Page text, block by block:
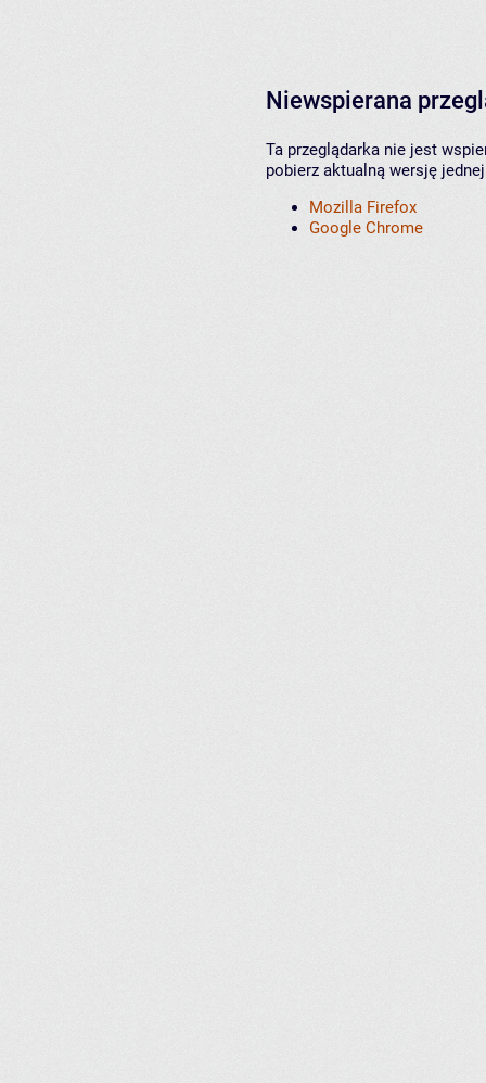
Niewspierana
Ta przeglądarka nie jest
pobierz aktualną wersję
Mozilla Firefox
Google Chrome